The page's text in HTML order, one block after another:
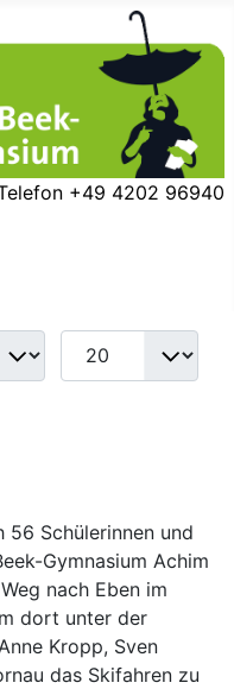
+49 4202 96940
56 Schülerinnen und
Gymnasium Achim
nach Eben im
dort unter der
Kropp, Sven
das Skifahren zu